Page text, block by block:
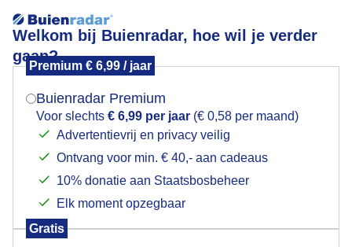
Welkom bij Buienradar, hoe wil je verder
gaan?
Premium € 6,99 / jaar
Buienradar Premium
Voor slechts € 6,99 per jaar (€ 0,58 per maand)
Advertentievrij en privacy veilig
Ontvang voor min. € 40,- aan cadeaus
10% donatie aan Staatsbosbeheer
Elk moment opzegbaar
Gratis
Roodborst.
Mogen we je locatie gebruiken voor het
Indien je hier nog geen akkoord op hebt gegeven,
verschijnt er zo een pop-up uit je browser waarin
Is goed, toon de popup